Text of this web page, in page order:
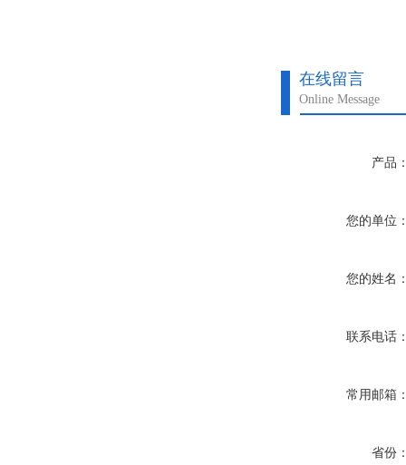
在线留言
Online Message
产品
您的单位
您的姓名
联系电话
常用邮箱
省份